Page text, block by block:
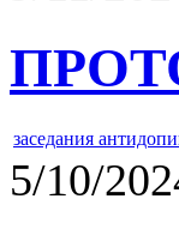
заседания
5/10/